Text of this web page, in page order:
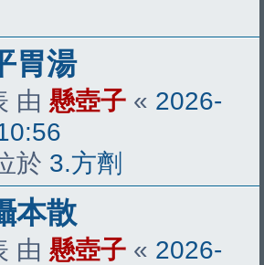
胃湯
由 懸壺子 « 2026-
於 3.方劑
本散
由 懸壺子 « 2026-